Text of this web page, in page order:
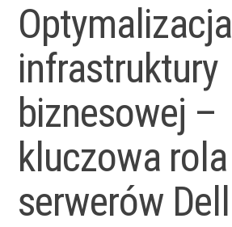
Optymalizacja
infrastruktury
biznesowej –
kluczowa rola
serwerów Dell